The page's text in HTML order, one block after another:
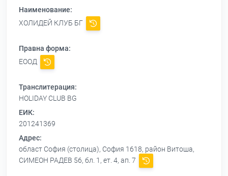
Наименование:
ХОЛИДЕЙ КЛУБ БГ
Правна форма:
ЕООД
Транслитерация:
HOLIDAY CLUB BG
ЕИК:
201241369
Адрес:
област София (столица), София 1618, район Витоша,
СИМЕОН РАДЕВ 56, бл. 1, ет. 4, ап. 7